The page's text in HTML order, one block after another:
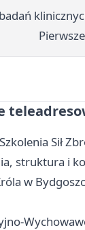
Sił
struktura i
w